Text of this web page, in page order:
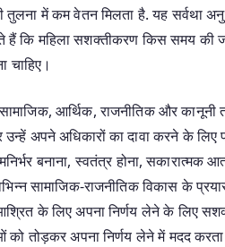
तुलना में कम वेतन मिलता है. यह सर्वथा
हैं कि महिला सशक्तीकरण किस समय
चाहिए।
आर्थिक, राजनीतिक और
अपने अधिकारों का दावा करने के लिए
बनाना, स्वतंत्र होना, सकारात्मक
सामाजिक-राजनीतिक विकास के
के लिए अपना निर्णय लेने के लिए
को तोड़कर अपना निर्णय लेने में मदद